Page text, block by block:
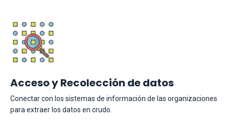
Acceso y Recolección de datos
Conectar con los sistemas de información de las organizaciones
para extraer los datos en crudo.